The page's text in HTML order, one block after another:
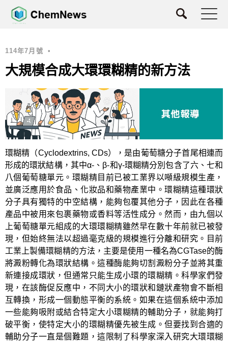
114年7月號 •
大規模合成大環環糊精的新方法
環糊精（Cyclodextrins, CDs），是由葡萄糖分子首尾相連而
形成的環狀結構，其中α-、β-和γ-環糊精分別包含了六、七和
八個葡萄糖單元。環糊精目前已被工業界以噸級規模生產，
並廣泛應用於食品、化妝品和藥物產業中。環糊精這種環狀
分子具有獨特的中空結構，能夠包覆其他分子，因此在各種
產品中被用來包裹藥物或香料等活性成分。然而，由九個以
上葡萄糖單元組成的大環環糊精雖然早在數十年前就已被發
現，但始終無法以超過毫克級的規模進行分離和研究。目前
工業上製備環糊精的方法，主要是使用一種名為CGTase的酶
將澱粉轉化為環狀結構。這種酶能夠切割澱粉分子並將其重
新連接成環狀，但通常只能生成小環的環糊精。科學家們發
現，在該酶促反應中，不同大小的環狀和鏈狀產物會不斷相
互轉換，形成一個動態平衡的系統。如果在這個系統中添加
一些能夠吸附或結合特定大小環糊精的輔助分子，就能夠打
破平衡，使特定大小的環糊精優先被生成。但要找到合適的
輔助分子一直是個難題，這限制了科學家深入研究大環環糊